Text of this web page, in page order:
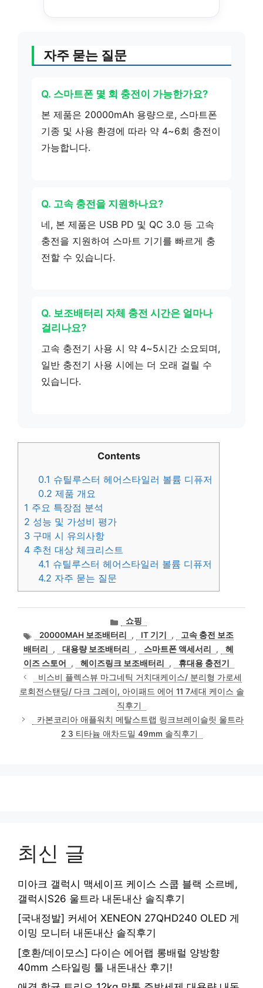
자주 묻는 질문
Q. 스마트폰 몇 회 충전이 가능한가요?
본 제품은 20000mAh 용량으로, 스마트폰
기종 및 사용 환경에 따라 약 4~6회 충전이
가능합니다.
Q. 고속 충전을 지원하나요?
네, 본 제품은 USB PD 및 QC 3.0 등 고속
충전을 지원하여 스마트 기기를 빠르게 충
전할 수 있습니다.
Q. 보조배터리 자체 충전 시간은 얼마나
걸리나요?
고속 충전기 사용 시 약 4~5시간 소요되며,
일반 충전기 사용 시에는 더 오래 걸릴 수
있습니다.
Contents
0.1 슈틸루스터 헤어스타일러 볼륨 디퓨저
0.2 제품 개요
1 주요 특장점 분석
2 성능 및 가성비 평가
3 구매 시 유의사항
4 추천 대상 체크리스트
4.1 슈틸루스터 헤어스타일러 볼륨 디퓨저
4.2 자주 묻는 질문
카
테
고
리
쇼핑
태
그
20000MAH 보조배터리 , IT 기기 ,
고속 충전 보조
배터리
, 대용량 보조배터리 , 스마트폰 액세서리 ,
헤
이즈 스토어
, 헤이즈링크 보조배터리 ,
휴대용 충전기
비스비 플렉스뷰 마그네틱 거치대케이스/ 분리형 가로세
로회전스탠딩/ 다크 그레이, 아이패드 에어 11 7세대 케이스 솔
직후기
카본코리아 애플워치 메탈스트랩 링크브레이슬릿 울트라
2 3 티타늄 애차드밀 49mm 솔직후기
최신 글
미아크 갤럭시 맥세이프 케이스 스쿱 블랙 소르베,
갤럭시S26 울트라 내돈내산 솔직후기
[국내정발] 커세어 XENEON 27QHD240 OLED 게
이밍 모니터 내돈내산 솔직후기
[호환/데이모스] 다이슨 에어랩 롱배럴 양방향
40mm 스타일링 툴 내돈내산 후기!